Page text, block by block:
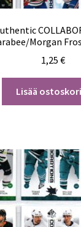
Morgan
1,25 €
Lisää